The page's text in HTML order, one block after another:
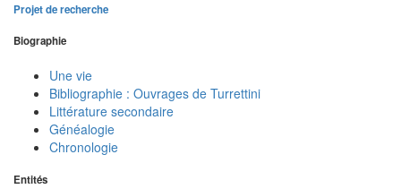
Projet de recherche
Biographie
Une vie
Bibliographie : Ouvrages de Turrettini
Littérature secondaire
Généalogie
Chronologie
Entités